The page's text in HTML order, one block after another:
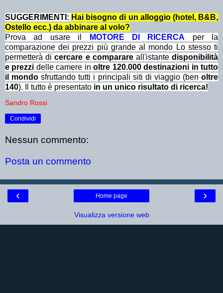
SUGGERIMENTI: Hai bisogno di un alloggio (hotel, B&B,
Ostello ecc.) da abbinare al volo?
Prova ad usare il
MOTORE DI RICERCA
per la
comparazione dei prezzi più grande al mondo Lo stesso ti
permetterà dicercare e comparare all'istantedisponibilità
e prezzi delle camere inoltre 120.000 destinazioni in tutto
il mondo sfruttando tutti i principali siti di viaggio (benoltre
140). Il tutto è presentato in un unico risultato di ricerca!
Sandro Rossi
Condividi
Nessun commento:
Posta un commento
‹ ›
Home page
Visualizza versione web